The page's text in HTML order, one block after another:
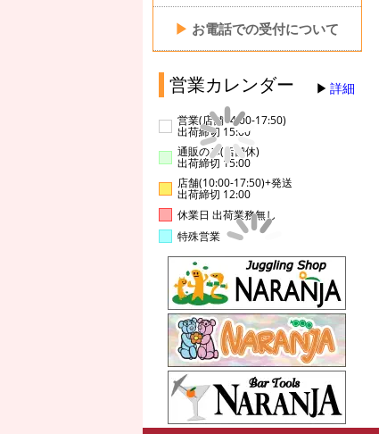
▶ お電話での受付について
営業カレンダー 詳細
営業(店舗14:00-17:50)
出荷締切 15:00
通販のみ(店舗休)
出荷締切 15:00
店舗(10:00-17:50)+発送
出荷締切 12:00
休業日 出荷業務無し
特殊営業